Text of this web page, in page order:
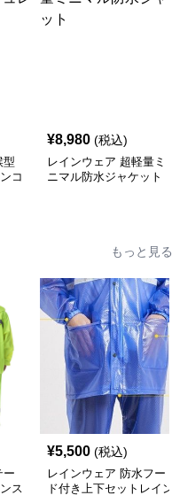
型
コ
¥8,980 (税込)
レインウェア 超軽量ミ
ニマル防水ジャケット
もっと見る
ー
ス
¥5,500 (税込)
レインウェア 防水フー
ド付き上下セットレイン